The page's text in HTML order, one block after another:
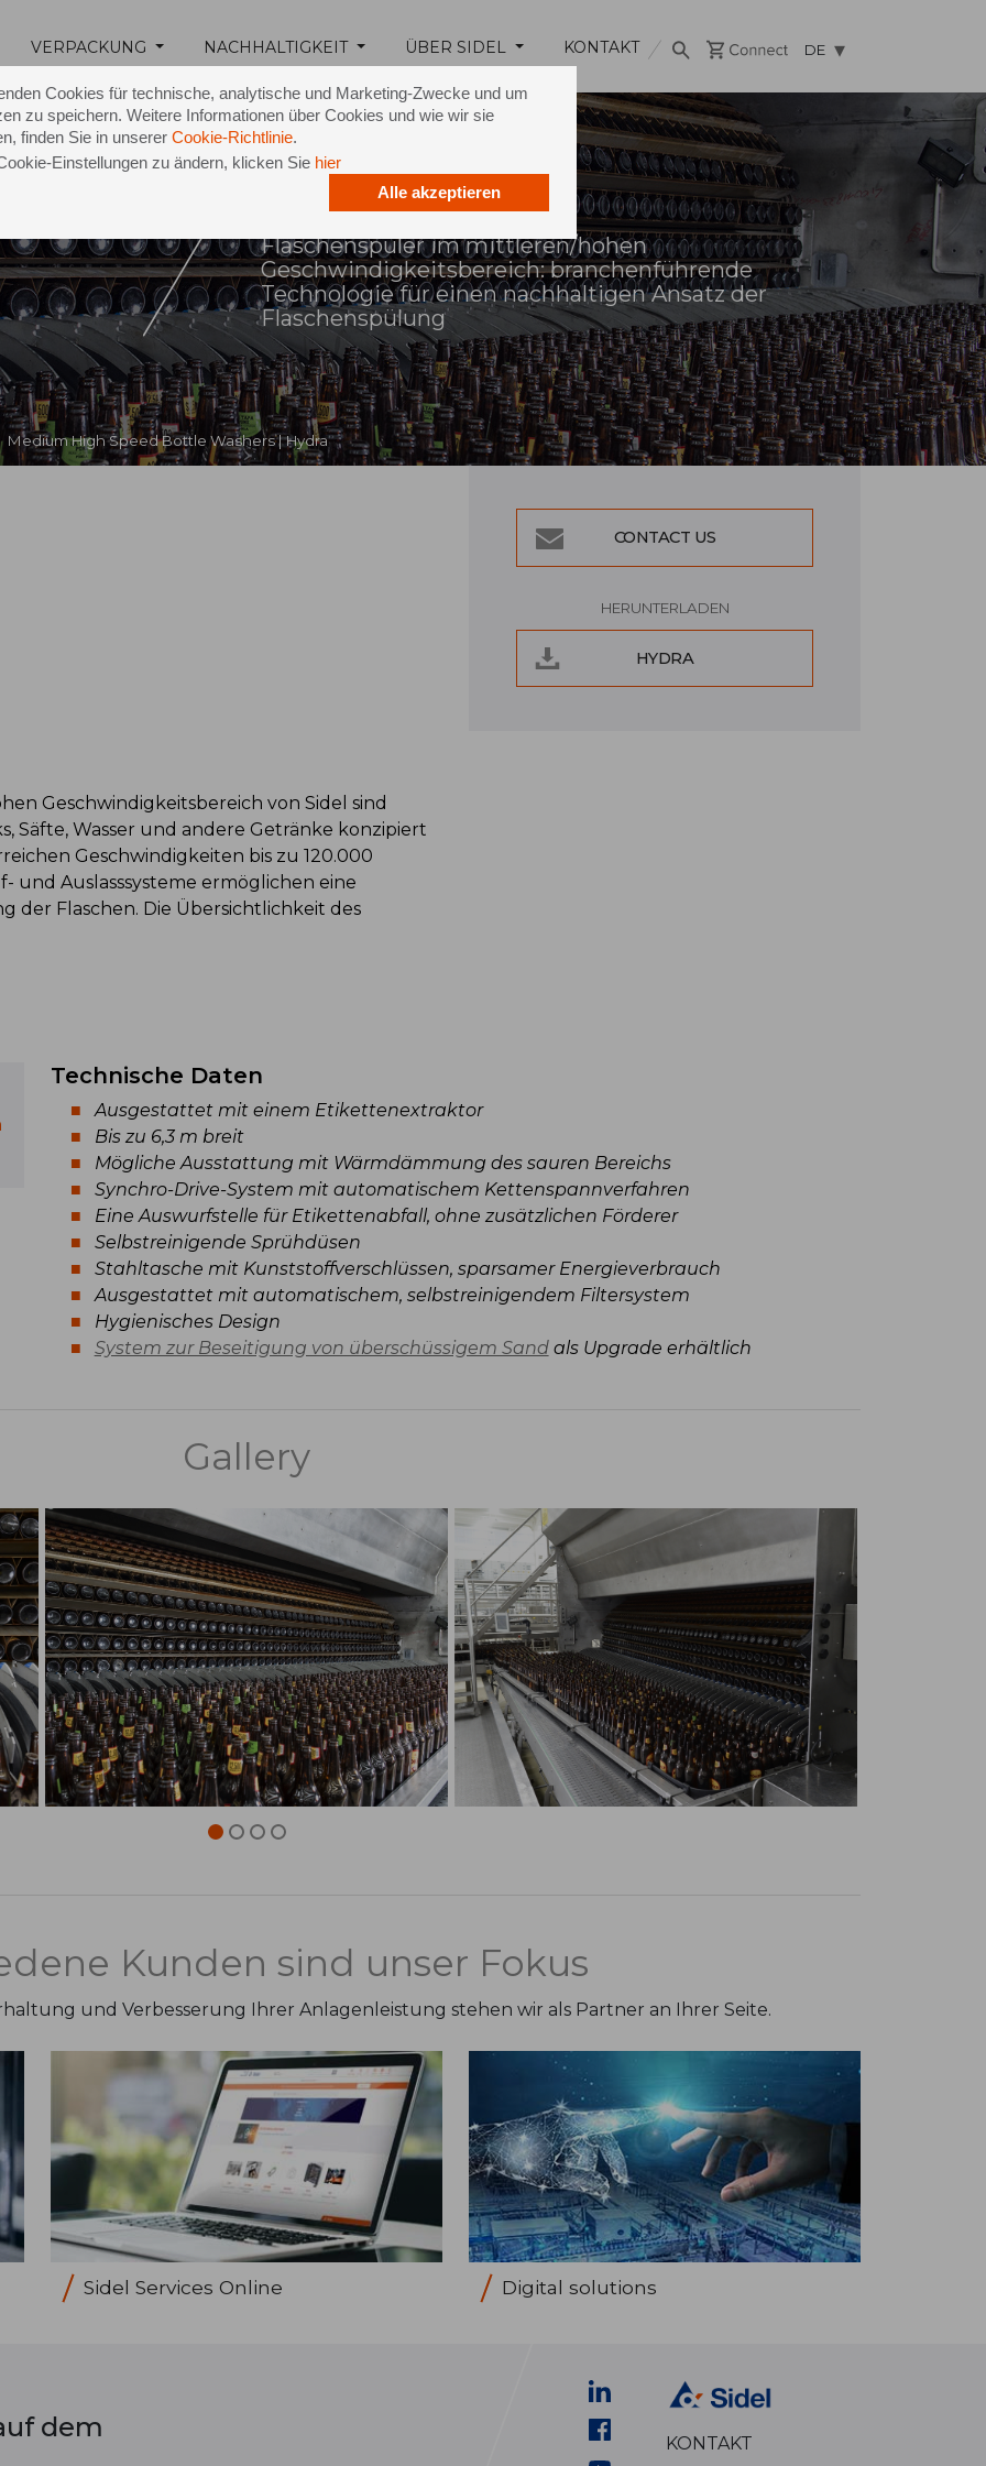
Cookies für technische, analytische und Marketing-Zwecke und um
zu speichern. Weitere Informationen über Cookies und wie wir sie
finden Sie in unserer Cookie-Richtlinie.
Einstellungen zu ändern, klicken Sie hier
Alle akzeptieren
VERPACKUNG NACHHALTIGKEIT ÜBER SIDEL KONTAKT DE
Medium High Speed Bottle Washers | Hydra
Flaschenspüler im mittleren/hohen
Geschwindigkeitsbereich: branchenführende
Technologie für einen nachhaltigen Ansatz der
Flaschenspülung
Geschwindigkeitsbereich von Sidel sind
Säfte, Wasser und andere Getränke konzipiert
Geschwindigkeiten bis zu 120.000
und Auslasssysteme ermöglichen eine
der Flaschen. Die Übersichtlichkeit des
CONTACT US
HERUNTERLADEN
HYDRA
Technische Daten
Ausgestattet mit einem Etikettenextraktor
Bis zu 6,3 m breit
Mögliche Ausstattung mit Wärmdämmung des sauren Bereichs
Synchro-Drive-System mit automatischem Kettenspannverfahren
Eine Auswurfstelle für Etikettenabfall, ohne zusätzlichen Förderer
Selbstreinigende Sprühdüsen
Stahltasche mit Kunststoffverschlüssen, sparsamer Energieverbrauch
Ausgestattet mit automatischem, selbstreinigendem Filtersystem
Hygienisches Design
System zur Beseitigung von überschüssigem Sandals Upgrade erhältlich
Gallery
Kunden sind unser Fokus
und Verbesserung Ihrer Anlagenleistung stehen wir als Partner an Ihrer Seite.
Sidel Services Online Digital solutions
dem
KONTAKT